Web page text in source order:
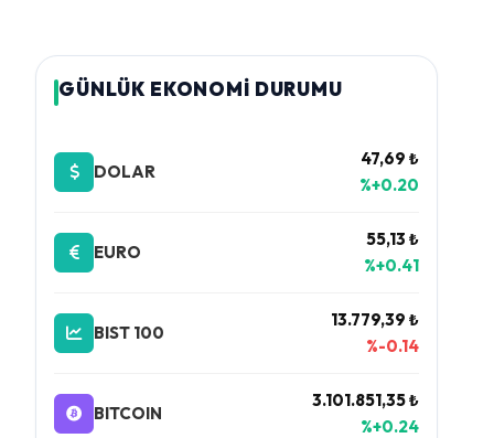
GÜNLÜK EKONOMİ DURUMU
DOLAR
47,69 ₺
%+0.20
EURO
55,13 ₺
%+0.41
BIST 100
13.779,39 ₺
%-0.14
BITCOIN
3.101.851,35 ₺
%+0.24